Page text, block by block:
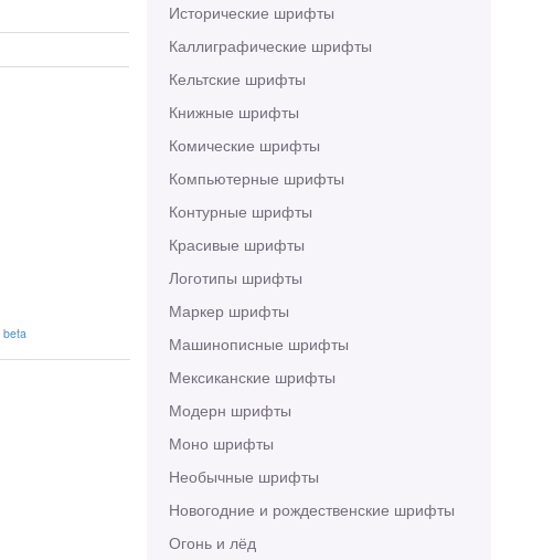
Исторические шрифты
Каллиграфические шрифты
Кельтские шрифты
Книжные шрифты
Комические шрифты
Компьютерные шрифты
Контурные шрифты
Красивые шрифты
Логотипы шрифты
Маркер шрифты
Машинописные шрифты
Мексиканские шрифты
Модерн шрифты
Моно шрифты
Необычные шрифты
Новогодние и рождественские шрифты
Огонь и лёд
beta